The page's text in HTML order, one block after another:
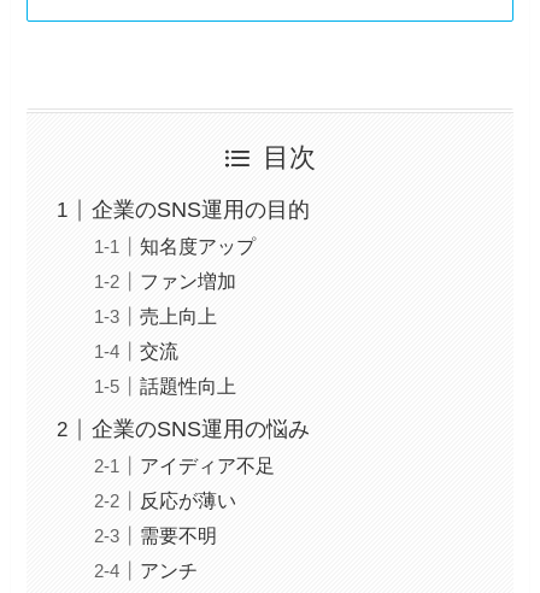
目次
企業のSNS運用の目的
知名度アップ
ファン増加
売上向上
交流
話題性向上
企業のSNS運用の悩み
アイディア不足
反応が薄い
需要不明
アンチ